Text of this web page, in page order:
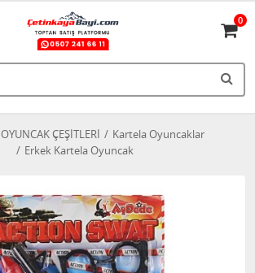
0
OYUNCAK ÇEŞİTLERİ
Kartela Oyuncaklar
Erkek Kartela Oyuncak